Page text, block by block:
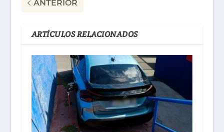
ANTERIOR
ARTÍCULOS RELACIONADOS